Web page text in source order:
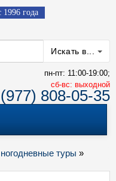
1996 года
Искать в...
пн-пт: 11:00-19:00;
cб-вс: выходной
808-05-35
туры »